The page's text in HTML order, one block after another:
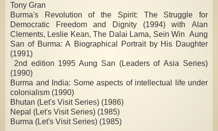
Tony Gran
Burma's Revolution of the Spirit: The Struggle for
Democratic Freedom and Dignity (1994) with Alan
Clements, Leslie Kean, The Dalai Lama, Sein Win Aung
San of Burma: A Biographical Portrait by His Daughter
(1991)
2nd edition 1995 Aung San (Leaders of Asia Series)
(1990)
Burma and India: Some aspects of intellectual life under
colonialism (1990)
Bhutan (Let's Visit Series) (1986)
Nepal (Let's Visit Series) (1985)
Burma (Let's Visit Series) (1985)